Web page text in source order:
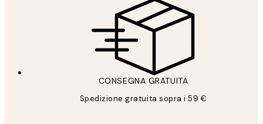
CONSEGNA GRATUITA
Spedizione gratuita sopra i 59 €